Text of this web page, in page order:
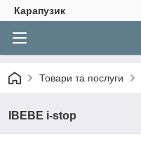
Карапузик
Товари та послуги
IBEBE i-stop